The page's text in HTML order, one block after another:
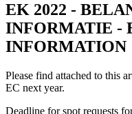
EK 2022 -
INFORMATIE -
INFORMATION
Please find attached to this
EC next year.
Deadline for spot requests